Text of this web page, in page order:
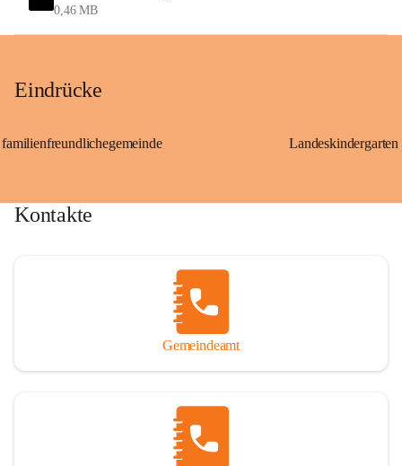
0,46 MB
Eindrücke
familienfreundlichegemeinde
Kontakte
Gemeindeamt